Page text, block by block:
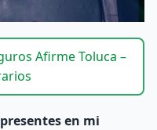
Afirme Toluca –
en mi